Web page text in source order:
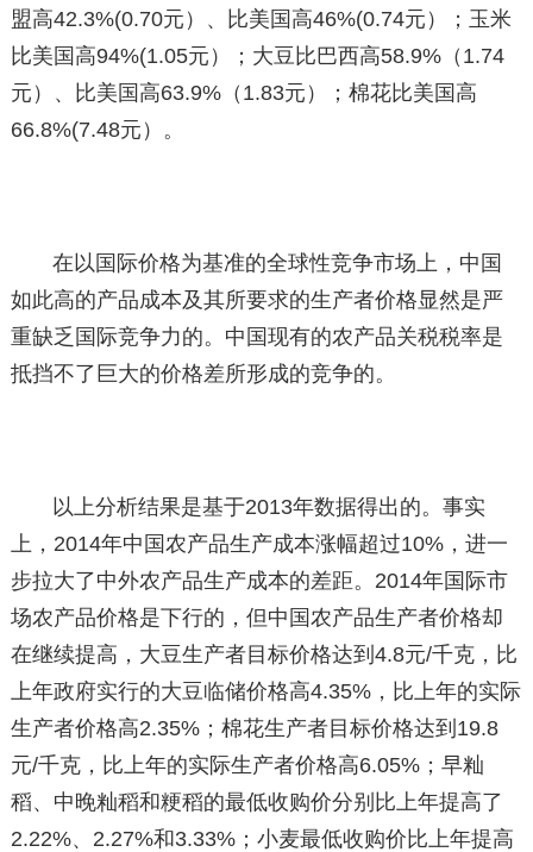
盟高42.3%(0.70元）、比美国高46%(0.74元）；玉米
比美国高94%(1.05元）；大豆比巴西高58.9%（1.74
元）、比美国高63.9%（1.83元）；棉花比美国高
66.8%(7.48元）。
在以国际价格为基准的全球性竞争市场上，中国
如此高的产品成本及其所要求的生产者价格显然是严
重缺乏国际竞争力的。中国现有的农产品关税税率是
抵挡不了巨大的价格差所形成的竞争的。
以上分析结果是基于2013年数据得出的。事实
上，2014年中国农产品生产成本涨幅超过10%，进一
步拉大了中外农产品生产成本的差距。2014年国际市
场农产品价格是下行的，但中国农产品生产者价格却
在继续提高，大豆生产者目标价格达到4.8元/千克，比
上年政府实行的大豆临储价格高4.35%，比上年的实际
生产者价格高2.35%；棉花生产者目标价格达到19.8
元/千克，比上年的实际生产者价格高6.05%；早籼
稻、中晚籼稻和粳稻的最低收购价分别比上年提高了
2.22%、2.27%和3.33%；小麦最低收购价比上年提高